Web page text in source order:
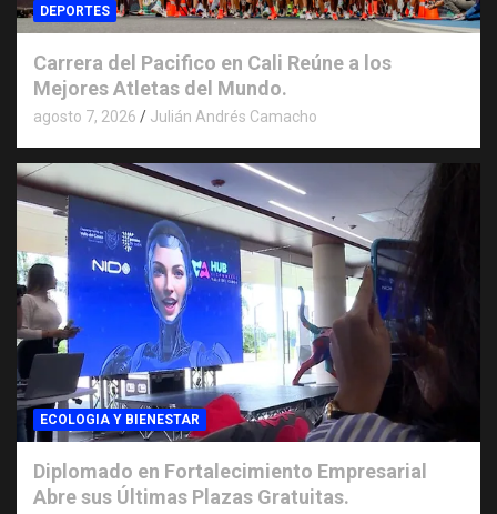
DEPORTES
Carrera del Pacifico en Cali Reúne a los
Mejores Atletas del Mundo.
agosto 7, 2026 Julián Andrés Camacho
ECOLOGIA Y BIENESTAR
Diplomado en Fortalecimiento Empresarial
Abre sus Últimas Plazas Gratuitas.